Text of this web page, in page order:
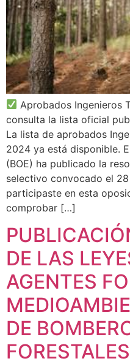
Aprobados Ingenieros
consulta la lista oficial
La lista de aprobados
2024 ya está disponible.
(BOE) ha publicado la
selectivo convocado el
participaste en esta
comprobar […]
DE LAS
AGENTES
DE
FORESTALES